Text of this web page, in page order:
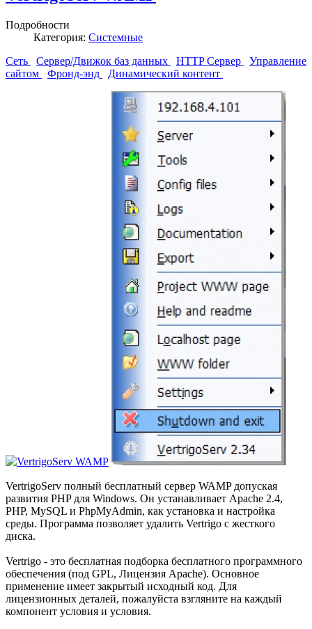
Подробности
Категория: Системные
Сеть
Сервер/Движок баз данных HTTP Сервер
Управление
сайтом
Фронд-энд Динамический контент
VertrigoServ полный бесплатный сервер WAMP допуская
развития PHP для Windows. Он устанавливает Apache 2.4,
PHP, MySQL и PhpMyAdmin, как установка и настройка
среды. Программа позволяет удалить Vertrigo с жесткого
диска.
Vertrigo - это бесплатная подборка бесплатного программного
обеспечения (под GPL, Лицензия Apache). Основное
применение имеет закрытый исходный код. Для
лицензионных деталей, пожалуйста взгляните на каждый
компонент условия и условия.